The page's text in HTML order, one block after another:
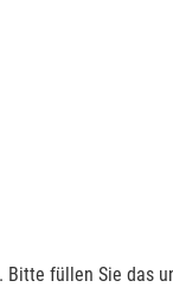
füllen Sie das